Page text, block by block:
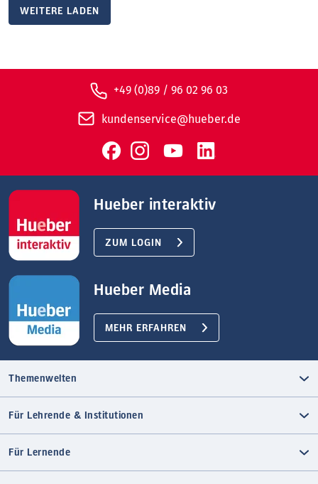
WEITERE LADEN
+49 (0)89 / 96 02 96 03
kundenservice@hueber.de
Hueber interaktiv
ZUM LOGIN
Hueber Media
MEHR ERFAHREN
Themenwelten
Für Lehrende & Institutionen
Für Lernende